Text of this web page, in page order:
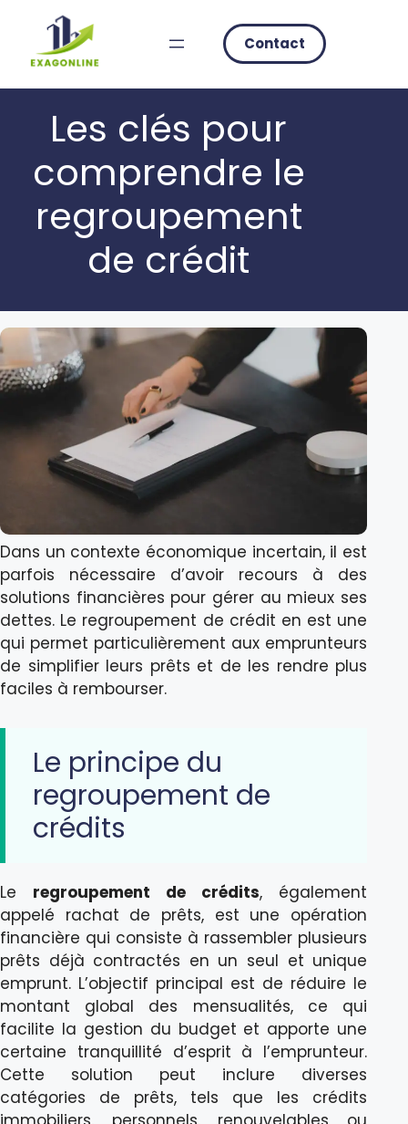
content
Contact
Les clés pour
comprendre le
regroupement
de crédit
Dans un contexte économique incertain, il est
parfois nécessaire d’avoir recours à des
solutions financières pour gérer au mieux ses
dettes. Le regroupement de crédit en est une
qui permet particulièrement aux emprunteurs
de simplifier leurs prêts et de les rendre plus
faciles à rembourser.
Le principe du
regroupement de
crédits
Le regroupement de crédits, également
appelé rachat de prêts, est une opération
financière qui consiste à rassembler plusieurs
prêts déjà contractés en un seul et unique
emprunt. L’objectif principal est de réduire le
montant global des mensualités, ce qui
facilite la gestion du budget et apporte une
certaine tranquillité d’esprit à l’emprunteur.
Cette solution peut inclure diverses
catégories de prêts, tels que les crédits